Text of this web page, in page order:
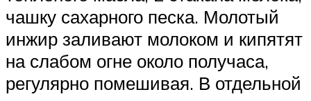
чашку сахарного песка. Молотый
инжир заливают молоком и кипятят
на слабом огне около получаса,
регулярно помешивая. В отдельной